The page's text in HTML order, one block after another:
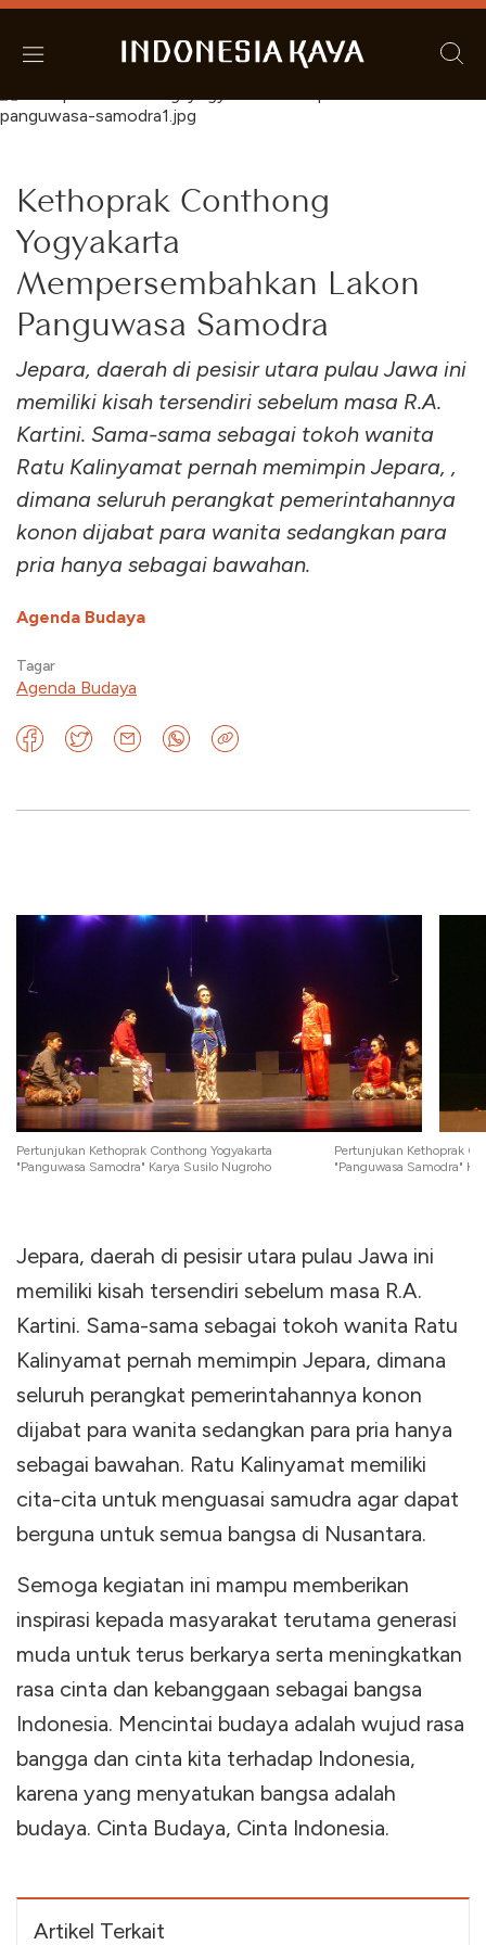
Kethoprak Conthong
Yogyakarta
Mempersembahkan Lakon
Panguwasa Samodra
Jepara, daerah di pesisir utara pulau Jawa ini
memiliki kisah tersendiri sebelum masa R.A.
Kartini. Sama-sama sebagai tokoh wanita
Ratu Kalinyamat pernah memimpin Jepara, ,
dimana seluruh perangkat pemerintahannya
konon dijabat para wanita sedangkan para
pria hanya sebagai bawahan.
Agenda Budaya
Tagar
Agenda Budaya
Pertunjukan Kethoprak Conthong Yogyakarta
"Panguwasa Samodra" Karya Susilo Nugroho
Pertunjukan Kethoprak
"Panguwasa Samodra"
Jepara, daerah di pesisir utara pulau Jawa ini
memiliki kisah tersendiri sebelum masa R.A.
Kartini. Sama-sama sebagai tokoh wanita Ratu
Kalinyamat pernah memimpin Jepara, dimana
seluruh perangkat pemerintahannya konon
dijabat para wanita sedangkan para pria hanya
sebagai bawahan. Ratu Kalinyamat memiliki
cita-cita untuk menguasai samudra agar dapat
berguna untuk semua bangsa di Nusantara.
Semoga kegiatan ini mampu memberikan
inspirasi kepada masyarakat terutama generasi
muda untuk terus berkarya serta meningkatkan
rasa cinta dan kebanggaan sebagai bangsa
Indonesia. Mencintai budaya adalah wujud rasa
bangga dan cinta kita terhadap Indonesia,
karena yang menyatukan bangsa adalah
budaya. Cinta Budaya, Cinta Indonesia.
Artikel Terkait